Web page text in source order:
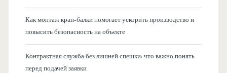
Как монтаж кран-балки помогает ускорить производство и
повысить безопасность на объекте
Контрактная служба без лишней спешки: что важно понять
перед подачей заявки